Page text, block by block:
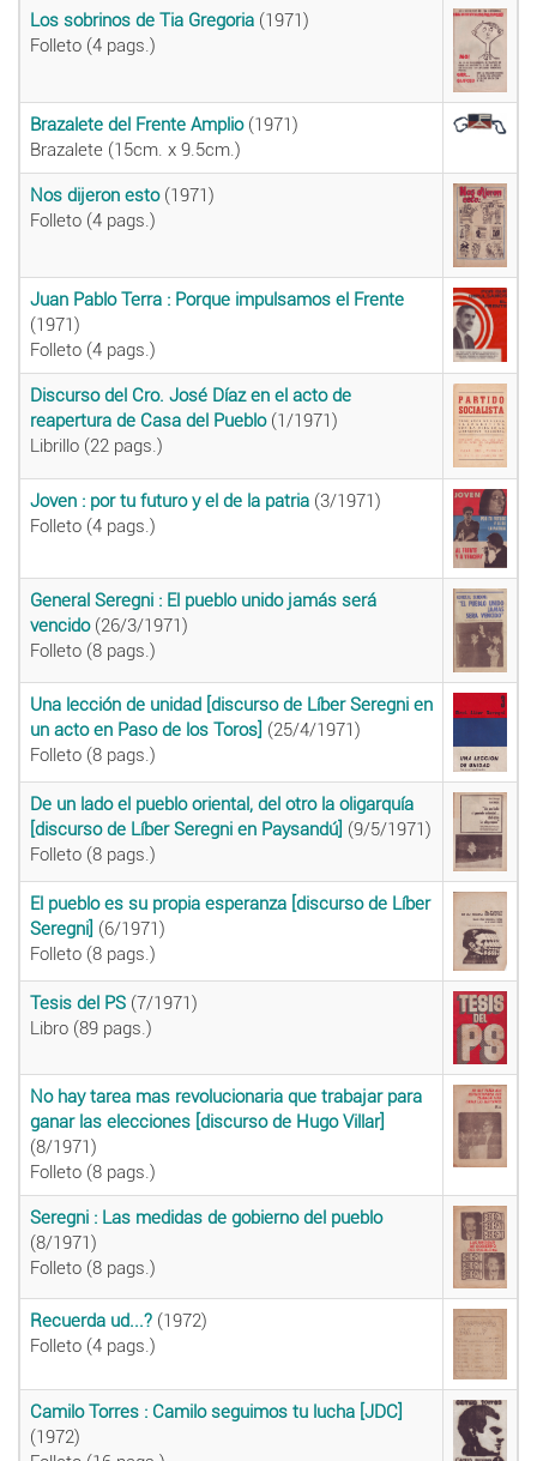
Los sobrinos de Tia Gregoria (1971)
Folleto (4 pags.)
Brazalete del Frente Amplio(1971)
Brazalete (15cm. x 9.5cm.)
Nos dijeron esto(1971)
Folleto (4 pags.)
Juan Pablo Terra : Porque impulsamos el Frente
(1971)
Folleto (4 pags.)
Discurso del Cro. José Díaz en el acto de
reapertura de Casa del Pueblo(1/1971)
Librillo (22 pags.)
Joven : por tu futuro y el de la patria (3/1971)
Folleto (4 pags.)
General Seregni : El pueblo unido jamás será
vencido(26/3/1971)
Folleto (8 pags.)
Una lección de unidad [discurso de Líber Seregni en
un acto en Paso de los Toros] (25/4/1971)
Folleto (8 pags.)
De un lado el pueblo oriental, del otro la oligarquía
[discurso de Líber Seregni en Paysandú] (9/5/1971)
Folleto (8 pags.)
El pueblo es su propia esperanza [discurso de Líber
Seregni] (6/1971)
Folleto (8 pags.)
Tesis del PS (7/1971)
Libro (89 pags.)
No hay tarea mas revolucionaria que trabajar para
ganar las elecciones [discurso de Hugo Villar]
(8/1971)
Folleto (8 pags.)
Seregni : Las medidas de gobierno del pueblo
(8/1971)
Folleto (8 pags.)
Recuerda ud...? (1972)
Folleto (4 pags.)
Camilo Torres : Camilo seguimos tu lucha [JDC]
(1972)